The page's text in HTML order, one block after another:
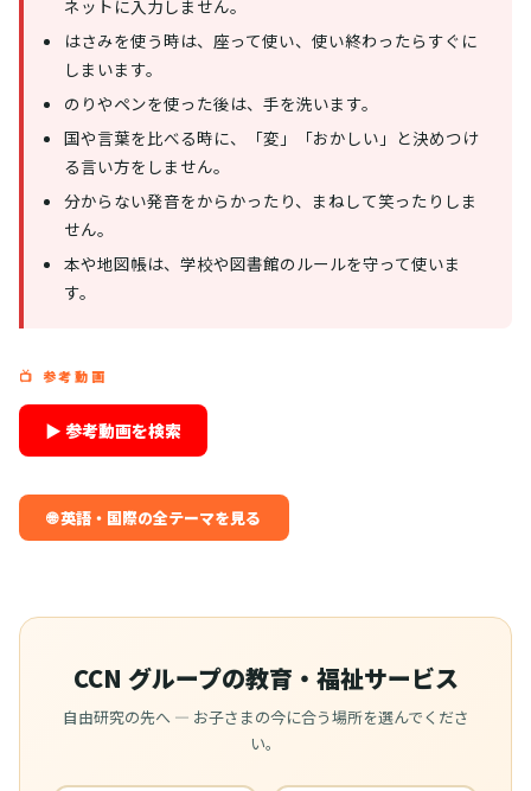
ネットに入力しません。
はさみを使う時は、座って使い、使い終わったらすぐに
しまいます。
のりやペンを使った後は、手を洗います。
国や言葉を比べる時に、「変」「おかしい」と決めつけ
る言い方をしません。
分からない発音をからかったり、まねして笑ったりしま
せん。
本や地図帳は、学校や図書館のルールを守って使いま
す。
📺 参考動画
▶ 参考動画を検索
🌐 英語・国際の全テーマを見る
CCN グループの教育・福祉サービス
自由研究の先へ — お子さまの今に合う場所を選んでくださ
い。